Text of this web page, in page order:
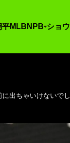
平MLB NPB ショ
出ちゃいけないで